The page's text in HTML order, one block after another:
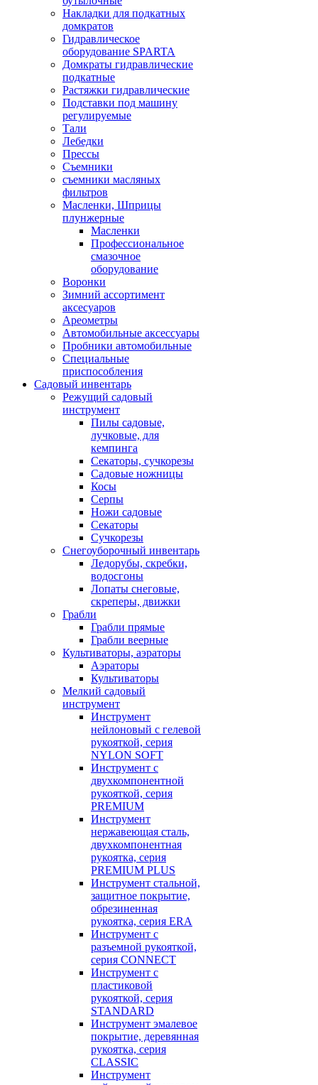
Накладки для подкатных
домкратов
Гидравлическое
оборудование SPARTA
Домкраты гидравлические
подкатные
Растяжки гидравлические
Подставки под машину
регулируемые
Тали
Лебедки
Прессы
Съемники
съемники масляных
фильтров
Масленки, Шприцы
плунжерные
Масленки
Профессиональное
смазочное
оборудование
Воронки
Зимний ассортимент
аксесуаров
Ареометры
Автомобильные аксессуары
Пробники автомобильные
Специальные
приспособления
Садовый инвентарь
Режущий садовый
инструмент
Пилы садовые,
лучковые, для
кемпинга
Секаторы, сучкорезы
Садовые ножницы
Косы
Серпы
Ножи садовые
Секаторы
Сучкорезы
Снегоуборочный инвентарь
Ледорубы, скребки,
водосгоны
Лопаты снеговые,
скреперы, движки
Грабли
Грабли прямые
Грабли веерные
Культиваторы, аэраторы
Аэраторы
Культиваторы
Мелкий садовый
инструмент
Инструмент
нейлоновый с гелевой
рукояткой, серия
NYLON SOFT
Инструмент с
двухкомпонентной
рукояткой, серия
PREMIUM
Инструмент
нержавеющая сталь,
двухкомпонентная
рукоятка, серия
PREMIUM PLUS
Инструмент стальной,
защитное покрытие,
обрезиненная
рукоятка, серия ERA
Инструмент с
разъемной рукояткой,
серия CONNECT
Инструмент с
пластиковой
рукояткой, серия
STANDARD
Инструмент эмалевое
покрытие, деревянная
рукоятка, серия
CLASSIC
Инструмент